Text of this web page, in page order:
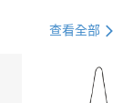
21家銀行
查看全部